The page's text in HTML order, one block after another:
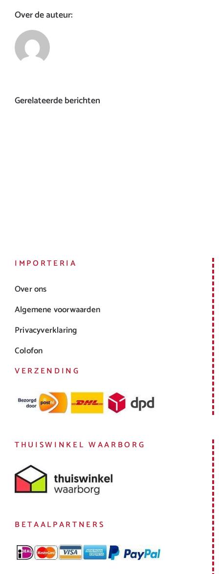
Over de auteur:
Gerelateerde berichten
IMPORTERIA
Over ons
Algemene voorwaarden
Privacyverklaring
Colofon
VERZENDING
THUISWINKEL WAARBORG
BETAALPARTNERS